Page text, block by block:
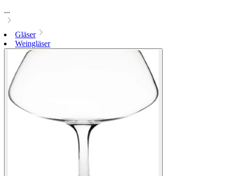
...
Gläser
Weingläser